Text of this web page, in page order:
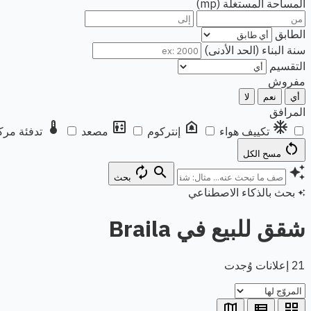
المساحة المستغلة (mp)
الطابق
سنة البناء (الحد الأدنى)
التقسيم
مفروش
أي نعم لا
المرافق
ac_unit تكييف هواء doorbell إنتركوم elevator مصعد thermostat تدفئة
restart_alt
auto_awesome
search
autorenew بحث
auto_awesome بحث بالذكاء الاصطناعي
شقق للبيع في Braila
21 إعلانات وُجدت